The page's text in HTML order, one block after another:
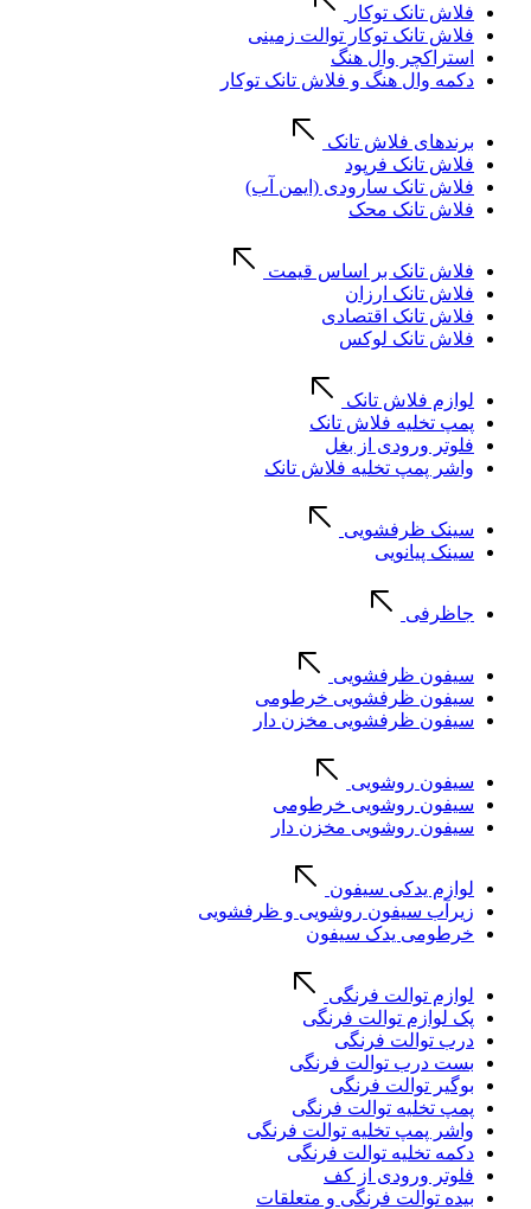
فلاش تانک توکار
فلاش تانک توکار توالت زمینی
استراکچر وال هنگ
دکمه وال هنگ و فلاش تانک توکار
برندهای فلاش تانک
فلاش تانک فرپود
فلاش تانک سارودی (ایمن آب)
فلاش تانک محک
فلاش تانک بر اساس قیمت
فلاش تانک ارزان
فلاش تانک اقتصادی
فلاش تانک لوکس
لوازم فلاش تانک
پمپ تخلیه فلاش تانک
فلوتر ورودی از بغل
واشر پمپ تخلیه فلاش تانک
سینک ظرفشویی
سینک پیانویی
جاظرفی
سیفون ظرفشویی
سیفون ظرفشویی خرطومی
سیفون ظرفشویی مخزن دار
سیفون روشویی
سیفون روشویی خرطومی
سیفون روشویی مخزن دار
لوازم یدکی سیفون
زیرآب سیفون روشویی و ظرفشویی
خرطومی یدک سیفون
لوازم توالت فرنگی
پک لوازم توالت فرنگی
درب توالت فرنگی
بست درب توالت فرنگی
بوگیر توالت فرنگی
پمپ تخلیه توالت فرنگی
واشر پمپ تخلیه توالت فرنگی
دکمه تخلیه توالت فرنگی
فلوتر ورودی از کف
بیده توالت فرنگی و متعلقات